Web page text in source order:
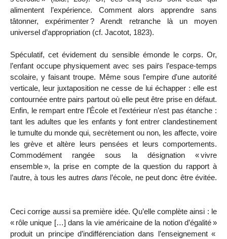
alimentent l’expérience. Comment alors apprendre sans
tâtonner, expérimenter? Arendt retranche là un moyen
universel d’appropriation (cf. Jacotot, 1823).
Spéculatif, cet évidement du sensible émonde le corps. Or,
l’enfant occupe physiquement avec ses pairs l’espace-temps
scolaire, y faisant troupe. Même sous l'empire d'une autorité
verticale, leur juxtaposition ne cesse de lui échapper : elle est
contournée entre pairs partout où elle peut être prise en défaut.
Enfin, le rempart entre l’École et l’extérieur n’est pas étanche :
tant les adultes que les enfants y font entrer clandestinement
le tumulte du monde qui, secrètement ou non, les affecte, voire
les grève et altère leurs pensées et leurs comportements.
Commodément rangée sous la désignation «vivre
ensemble», la prise en compte de la question du rapport à
l’autre, à tous les autres dans l’école, ne peut donc être évitée.
Ceci corrige aussi sa première idée. Qu’elle complète ainsi : le
« rôle unique […] dans la vie américaine de la notion d’égalité»
produit un principe d’indifférenciation dans l’enseignement «